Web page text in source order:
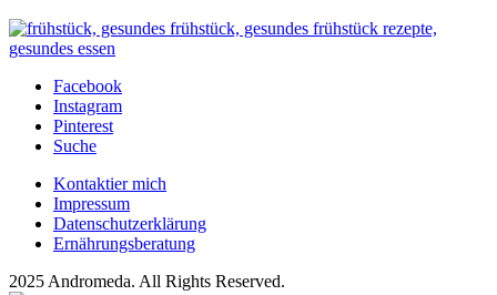
Facebook
Instagram
Pinterest
Suche
Kontaktier mich
Impressum
Datenschutzerklärung
Ernährungsberatung
2025 Andromeda. All Rights Reserved.